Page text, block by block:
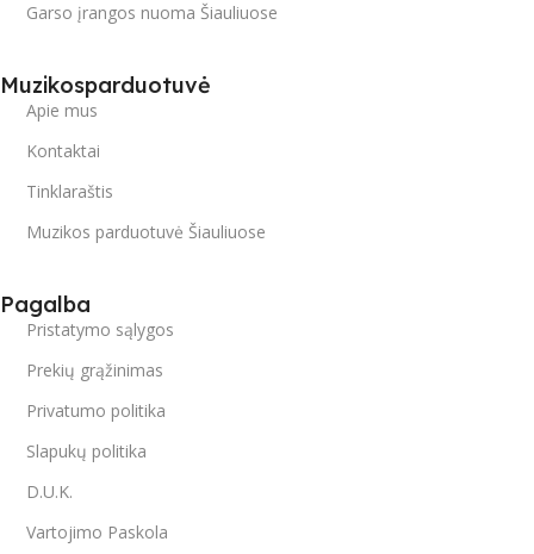
Garso įrangos nuoma Šiauliuose
Muzikosparduotuvė
Apie mus
Kontaktai
Tinklaraštis
Muzikos parduotuvė Šiauliuose
Pagalba
Pristatymo sąlygos
Prekių grąžinimas
Privatumo politika
Slapukų politika
D.U.K.
Vartojimo Paskola